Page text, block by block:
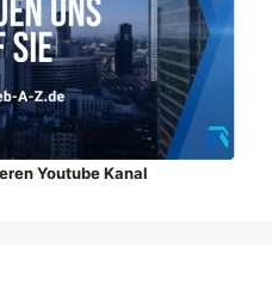
Youtube Kanal